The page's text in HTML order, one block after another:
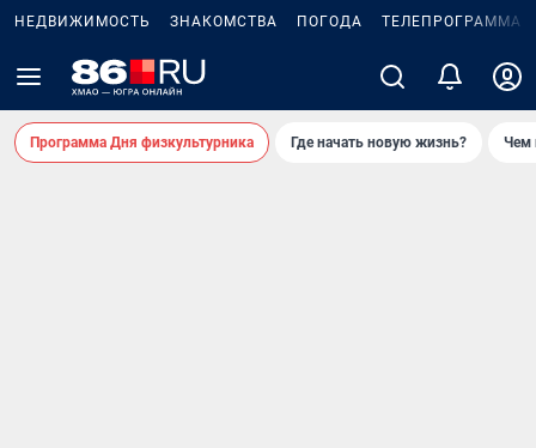
НЕДВИЖИМОСТЬ ЗНАКОМСТВА ПОГОДА ТЕЛЕПРОГРАММА
Программа Дня физкультурника Где начать новую жизнь? Чем